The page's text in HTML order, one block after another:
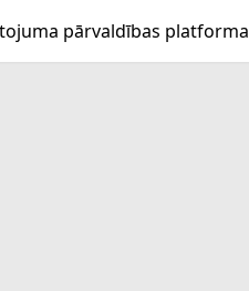
pārvaldības platforma